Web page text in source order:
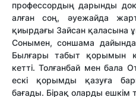
профессордың дарынды
алған соң, әуежайда
қиырдағы Зайсан қаласына
Сонымен, соншама
Былғары табыт қорымын
кетті. Толғанбай мен бала
ескі қорымды қазуға
бағады. Бірақ оларды